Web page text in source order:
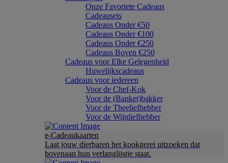
Onze Favoriete Cadeaus
Cadeausets
Cadeaus Onder €50
Cadeaus Onder €100
Cadeaus Onder €250
Cadeaus Boven €250
Cadeaus voor Elke Gelegenheid
Huwelijkscadeaus
Cadeaus voor iedereen
Voor de Chef-Kok
Voor de (Banket)bakker
Voor de Theeliefhebber
Voor de Wijnliefhebber
e-Cadeaukaarten
Laat jouw dierbaren het kookgerei uitzoeken dat
bovenaan hun verlanglijstje staat.